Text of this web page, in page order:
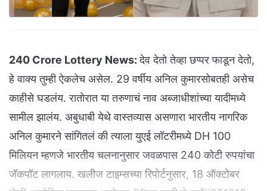
240 Crore Lottery News:देव देतो तेव्हा छप्पर फाडून देतो,
हे वाक्य तुम्ही ऐकलेच असेल. 29 वर्षीय अनिल कुमारसोबतही असेच
काहीसे घडलंय. रातोरात या तरुणाचं नाव अब्जाधीशांच्या यादीमध्ये
सामील झालंय. अबुधाबी येथे वास्तव्यास असणारा भारतीय नागरिक
अनिल कुमारने सांगितलं की त्याला युएई लॉटरीमध्ये DH 100
मिलियन म्हणजे भारतीय चलनानुसार जवळपास 240 कोटी रुपयांचा
जॅकपॉट लागलाय. खलीज टाइम्सच्या रिपोर्टनुसार, 18 ऑक्टोबर